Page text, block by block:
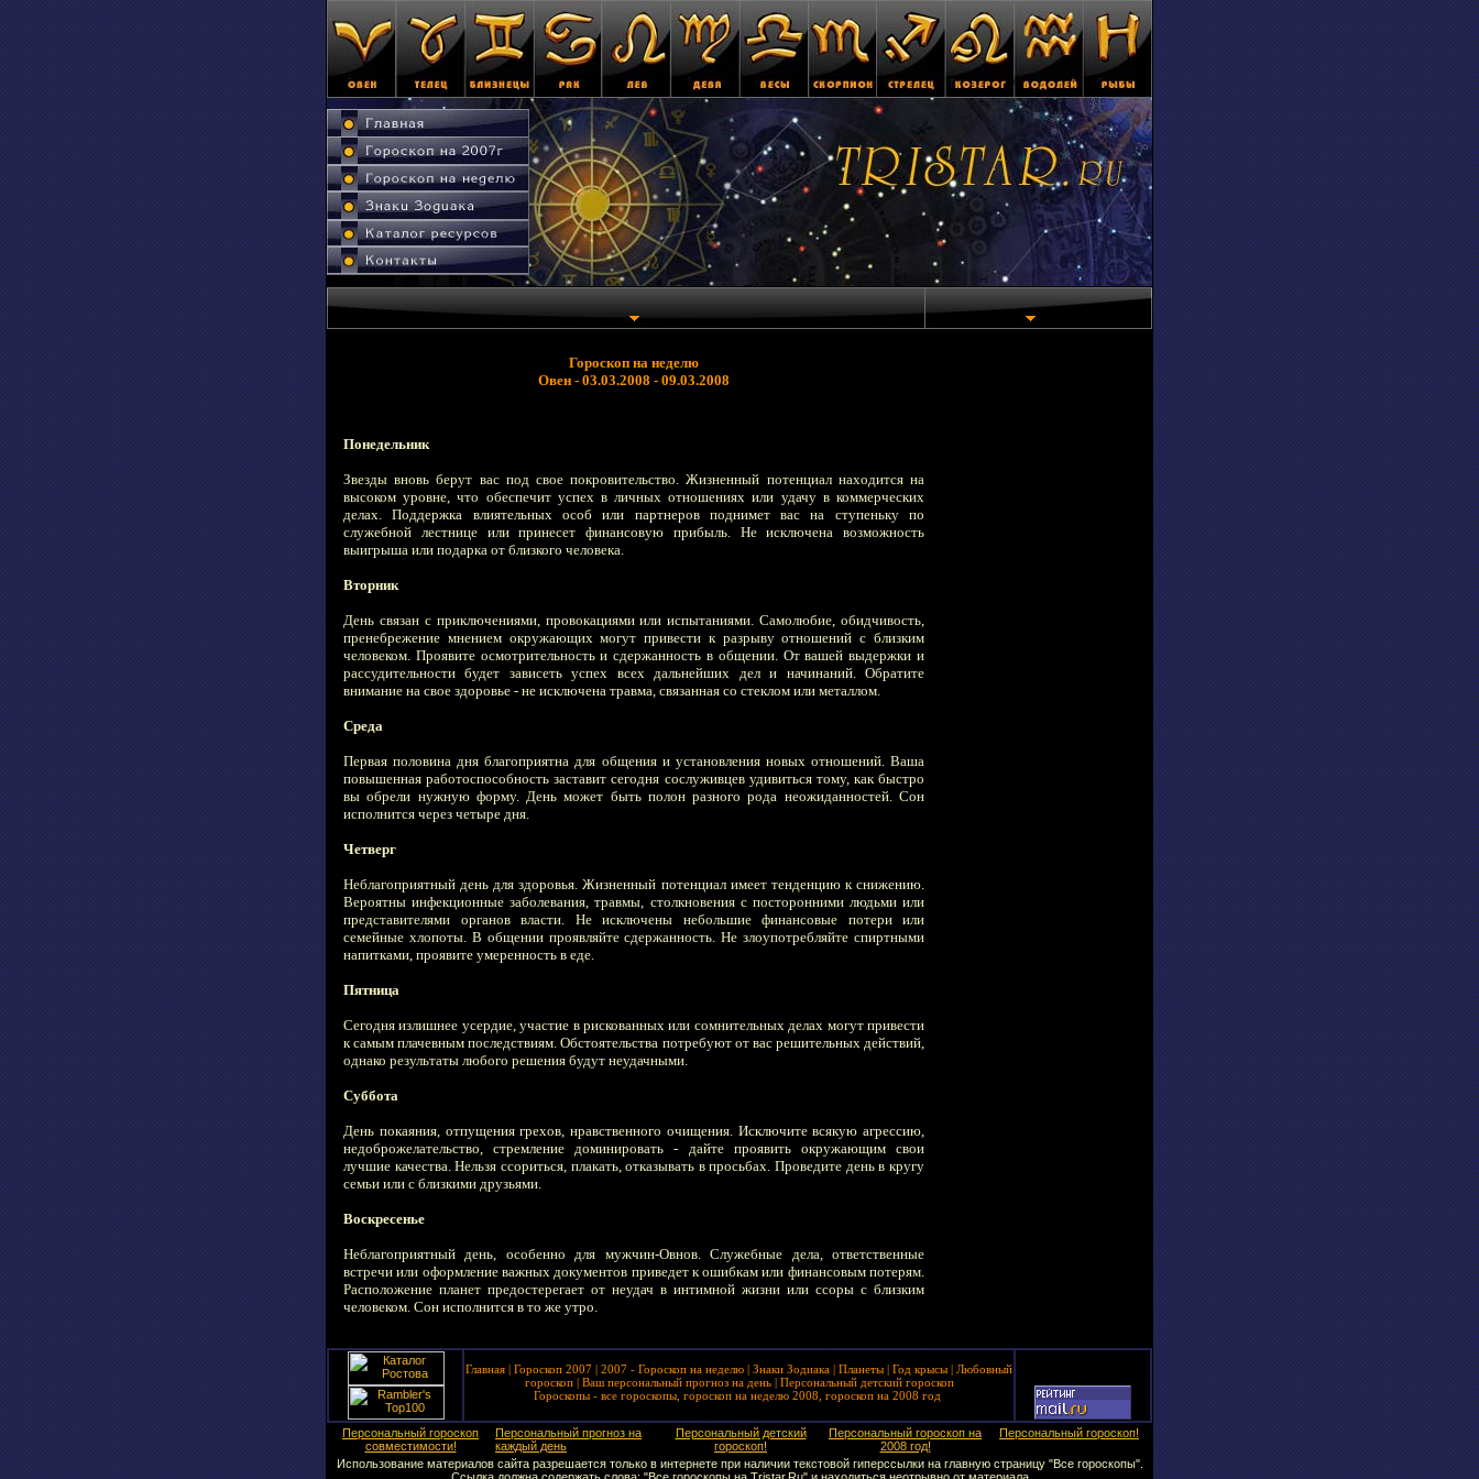
Гороскоп на неделю
Овен - 03.03.2008 - 09.03.2008
Понедельник
Звезды вновь берут вас под свое покровительство. Жизненный потенциал находится на
высоком уровне, что обеспечит успех в личных отношениях или удачу в коммерческих
делах. Поддержка влиятельных особ или партнеров поднимет вас на ступеньку по
служебной лестнице или принесет финансовую прибыль. Не исключена возможность
выигрыша или подарка от близкого человека.
Вторник
День связан с приключениями, провокациями или испытаниями. Самолюбие, обидчивость,
пренебрежение мнением окружающих могут привести к разрыву отношений с близким
человеком. Проявите осмотрительность и сдержанность в общении. От вашей выдержки и
рассудительности будет зависеть успех всех дальнейших дел и начинаний. Обратите
внимание на свое здоровье - не исключена травма, связанная со стеклом или металлом.
Среда
Первая половина дня благоприятна для общения и установления новых отношений. Ваша
повышенная работоспособность заставит сегодня сослуживцев удивиться тому, как быстро
вы обрели нужную форму. День может быть полон разного рода неожиданностей. Сон
исполнится через четыре дня.
Четверг
Неблагоприятный день для здоровья. Жизненный потенциал имеет тенденцию к снижению.
Вероятны инфекционные заболевания, травмы, столкновения с посторонними людьми или
представителями органов власти. Не исключены небольшие финансовые потери или
семейные хлопоты. В общении проявляйте сдержанность. Не злоупотребляйте спиртными
напитками, проявите умеренность в еде.
Пятница
Сегодня излишнее усердие, участие в рискованных или сомнительных делах могут привести
к самым плачевным последствиям. Обстоятельства потребуют от вас решительных действий,
однако результаты любого решения будут неудачными.
Суббота
День покаяния, отпущения грехов, нравственного очищения. Исключите всякую агрессию,
недоброжелательство, стремление доминировать - дайте проявить окружающим свои
лучшие качества. Нельзя ссориться, плакать, отказывать в просьбах. Проведите день в кругу
семьи или с близкими друзьями.
Воскресенье
Неблагоприятный день, особенно для мужчин-Овнов. Служебные дела, ответственные
встречи или оформление важных документов приведет к ошибкам или финансовым потерям.
Расположение планет предостерегает от неудач в интимной жизни или ссоры с близким
человеком. Сон исполнится в то же утро.
Главная | Гороскоп 2007 | 2007 - Гороскоп на неделю | Знаки Зодиака | Планеты | Год крысы | Любовный
гороскоп| Ваш персональный прогноз на день| Персональный детский гороскоп
Гороскопы - все гороскопы, гороскоп на неделю 2008, гороскоп на 2008 год
Персональный гороскоп
совместимости!
Персональный прогноз на
каждый день
Персональный детский
гороскоп!
Персональный гороскоп на
2008 год!
Персональный гороскоп!
Использование материалов сайта разрешается только в интернете при наличии текстовой гиперссылки на главную страницу "Все гороскопы".